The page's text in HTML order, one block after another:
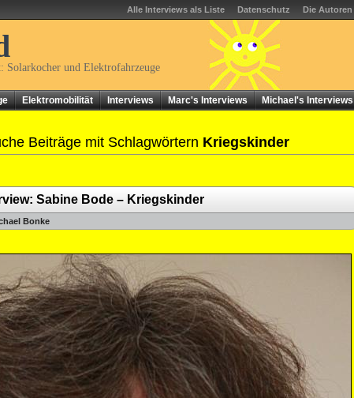
Alle Interviews als Liste Datenschutz Die Autoren
Solarkocher und Elektrofahrzeuge
Elektromobilität Interviews Marc's Interviews Michael's Interviews
Beiträge mit Schlagwörtern Kriegskinder
Sabine Bode – Kriegskinder
Bonke